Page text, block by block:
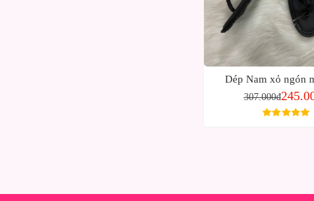
Dép Nam xỏ ngón
307.000đ